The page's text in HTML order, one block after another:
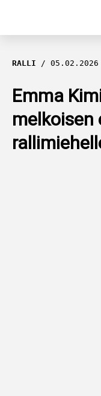
FORMULA 1
RALLI
KALLE
VALTTERI BOTTAS
RALLI 05.02.2026
Emma
melkoisen